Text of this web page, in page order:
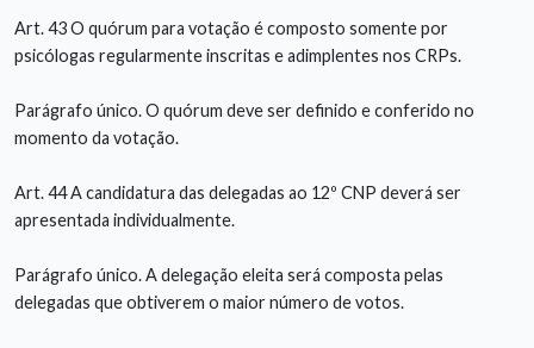
Art. 43 O quórum para votação é composto somente por
psicólogas regularmente inscritas e adimplentes nos CRPs.
Parágrafo único. O quórum deve ser definido e conferido no
momento da votação.
Art. 44 A candidatura das delegadas ao 12º CNP deverá ser
apresentada individualmente.
Parágrafo único. A delegação eleita será composta pelas
delegadas que obtiverem o maior número de votos.